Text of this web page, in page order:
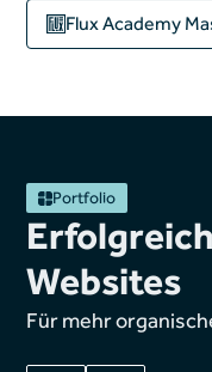
Flux Academy
Portfolio
Websites
Für mehr